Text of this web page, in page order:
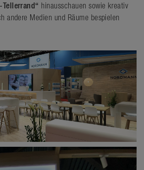
hinausschauen sowie kreativ
andere Medien und Räume bespielen